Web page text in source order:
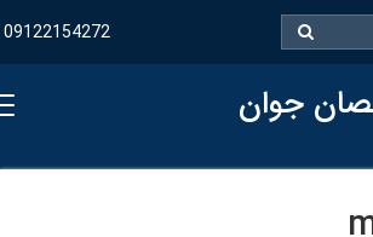
09122154272
جوان